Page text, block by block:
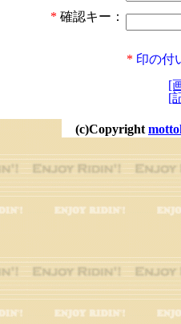
* 確認キー：
* 印の付
[
[
(c)Copyright